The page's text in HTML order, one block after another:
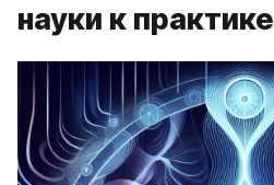
науки к практике